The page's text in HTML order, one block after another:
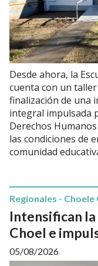
Desde ahora, la
cuenta con un
finalización de una
integral impulsada
Derechos
las condiciones de
comunidad
Intensifican
Choel e
Regionales - Choele
05/08/2026